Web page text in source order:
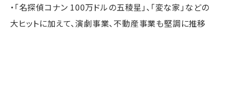
・「名探偵コナン 100万ドルの五稜星」、「変な家」などの
大ヒットに加えて、演劇事業、不動産事業も堅調に推移